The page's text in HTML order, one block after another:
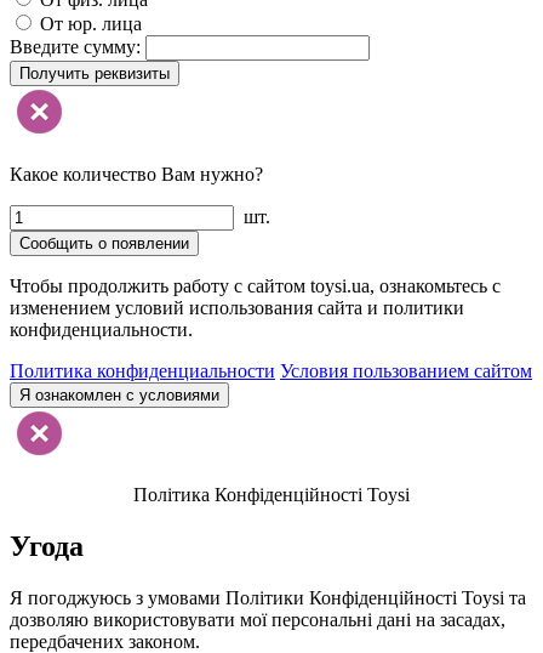
От юр. лица
Введите сумму:
Получить реквизиты
Какое количество Вам нужно?
шт.
Сообщить о появлении
Чтобы продолжить работу с сайтом toysi.ua, ознакомьтесь с
изменением условий использования сайта и политики
конфиденциальности.
Политика конфиденциальности Условия пользованием сайтом
Я ознакомлен с условиями
Політика Конфіденційності Toysi
Угода
Я погоджуюсь з умовами Політики Конфіденційності Toysi та
дозволяю використовувати мої персональні дані на засадах,
передбачених законом.